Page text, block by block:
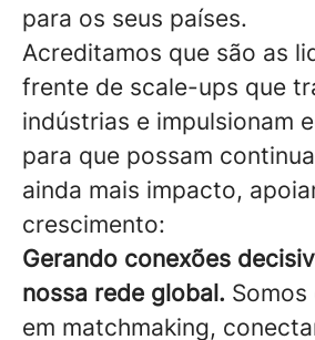
para os seus países.
Acreditamos que são as
frente de scale-ups que
indústrias e impulsionam
para que possam
ainda mais impacto,
crescimento:
Gerando conexões
nossa rede global.
em matchmaking,